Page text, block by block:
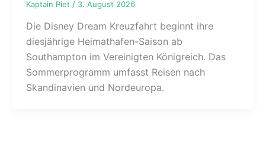
Kaptain Piet / 3. August 2026
Die Disney Dream Kreuzfahrt beginnt ihre
diesjährige Heimathafen-Saison ab
Southampton im Vereinigten Königreich. Das
Sommerprogramm umfasst Reisen nach
Skandinavien und Nordeuropa.